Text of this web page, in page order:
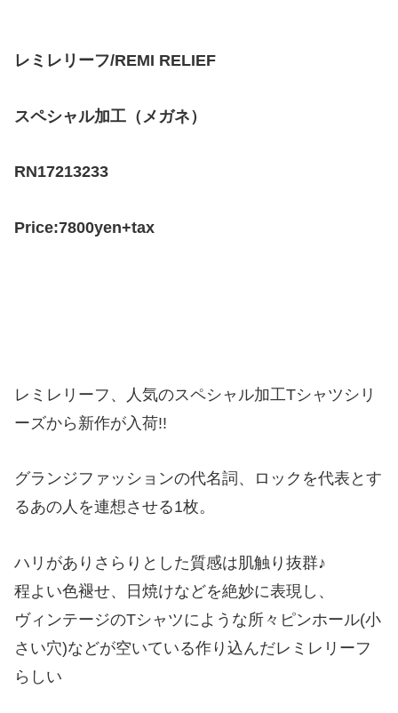
レミレリーフ/REMI RELIEF
スペシャル加工（メガネ）
RN17213233
Price:7800yen+tax
レミレリーフ、人気のスペシャル加工Tシャツシリ
ーズから新作が入荷!!
グランジファッションの代名詞、ロックを代表とす
るあの人を連想させる1枚。
ハリがありさらりとした質感は肌触り抜群♪
程よい色褪せ、日焼けなどを絶妙に表現し、
ヴィンテージのTシャツにような所々ピンホール(小
さい穴)などが空いている作り込んだレミレリーフ
らしい